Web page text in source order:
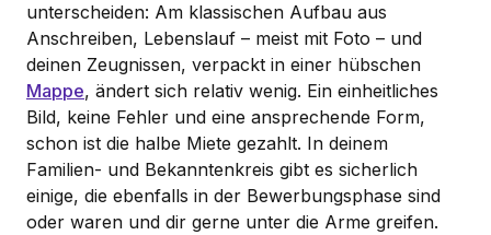
unterscheiden: Am klassischen Aufbau aus
Anschreiben, Lebenslauf – meist mit Foto – und
deinen Zeugnissen, verpackt in einer hübschen
Mappe, ändert sich relativ wenig. Ein einheitliches
Bild, keine Fehler und eine ansprechende Form,
schon ist die halbe Miete gezahlt. In deinem
Familien- und Bekanntenkreis gibt es sicherlich
einige, die ebenfalls in der Bewerbungsphase sind
oder waren und dir gerne unter die Arme greifen.